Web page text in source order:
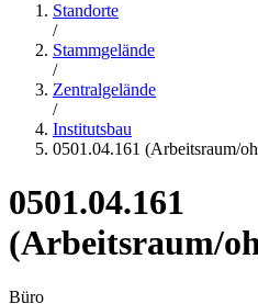
Standorte
/
Stammgelände
/
Zentralgelände
/
Institutsbau
0501.04.161 (Arbeitsraum/
0501.04.161
(Arbeitsraum/
Büro